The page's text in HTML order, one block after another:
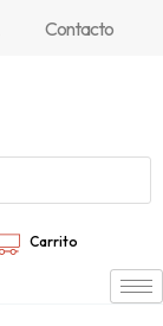
Contacto
Carrito